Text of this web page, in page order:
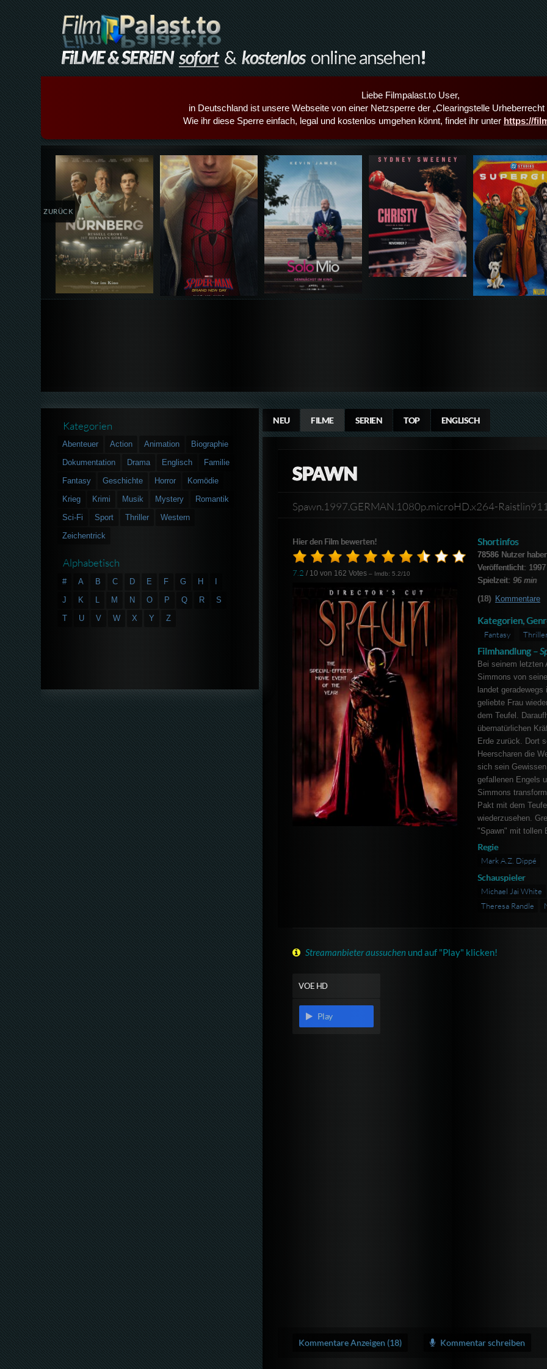
Liebe Filmpalast.to User,
in Deutschland ist unsere Webseite von einer Netzsperre der „Clearingstelle Urheberrecht
Wie ihr diese Sperre einfach, legal und kostenlos umgehen könnt, findet ihr unter https://
Details,Play Details,Play Details,Play Details,Play Details,Play
ZURÜCK
NEU FILME SERIEN TOP ENGLISCH
SPAWN
Spawn.1997.GERMAN.1080p.microHD.x264-
Hier den Film bewerten!
7.2 / 10 von 162 Votes – Imdb: 5.2/10
Shortinfos
78586Nutzer
Veröffentlicht: 1997
Spielzeit: 96 min
(18) Kommentare
Kategorien,
Fantasy
Filmhandlung –
Bei seinem letzten
Simmons von
landet
geliebte Frau
dem Teufel.
übernatürlichen
Erde zurück. Dort
Heerscharen die
sich sein
gefallenen Engels
Simmons
Pakt mit dem
wiederzusehen.
"Spawn" mit tollen
Regie
Mark A.Z. Dippé
Schauspieler
Michael Jai White
Theresa Randle
Streamanbieter aussuchen und auf "Play" klicken!
VOE HD
Play
Kommentare Anzeigen (18) Kommentar schreiben
Kategorien
Abenteuer Action Animation
Biographie
Dokumentation
Drama Englisch
Familie
Fantasy
Geschichte Horror
Komödie
Krieg
Krimi Musik Mystery
Romantik
Sci-Fi
Sport Thriller
Western
Zeichentrick
Alphabetisch
# A B C D E F G H
J
K L M N O P Q R
S
T
U V W X Y Z